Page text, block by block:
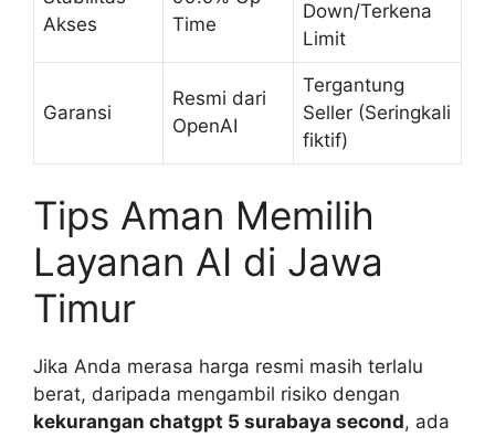
Akses
Time
Down/Terkena
Limit
Garansi
Resmi dari
OpenAI
Tergantung
Seller (Seringkali
fiktif)
Tips Aman Memilih
Layanan AI di Jawa
Timur
Jika Anda merasa harga resmi masih terlalu
berat, daripada mengambil risiko dengan
kekurangan chatgpt 5 surabaya second, ada